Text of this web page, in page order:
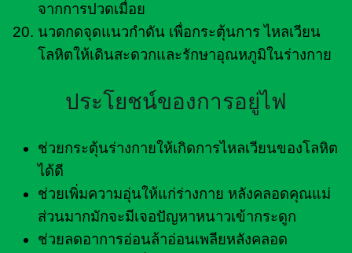
จากการปวดเมื่อย
นวดกดจุดแนวกำดัน เพื่อกระตุ้นการ ไหลเวียน
โลหิตให้เดินสะดวกและรักษาอุณหภูมิในร่างกาย
ประโยชน์ของการอยู่ไฟ
ช่วยกระตุ้นร่างกายให้เกิดการไหลเวียนของโลหิต
ได้ดี
ช่วยเพิ่มความอุ่นให้แก่ร่างกาย หลังคลอดคุณแม่
ส่วนมากมักจะมีเจอปัญหาหนาวเข้ากระดูก
ช่วยลดอาการอ่อนล้าอ่อนเพลียหลังคลอด